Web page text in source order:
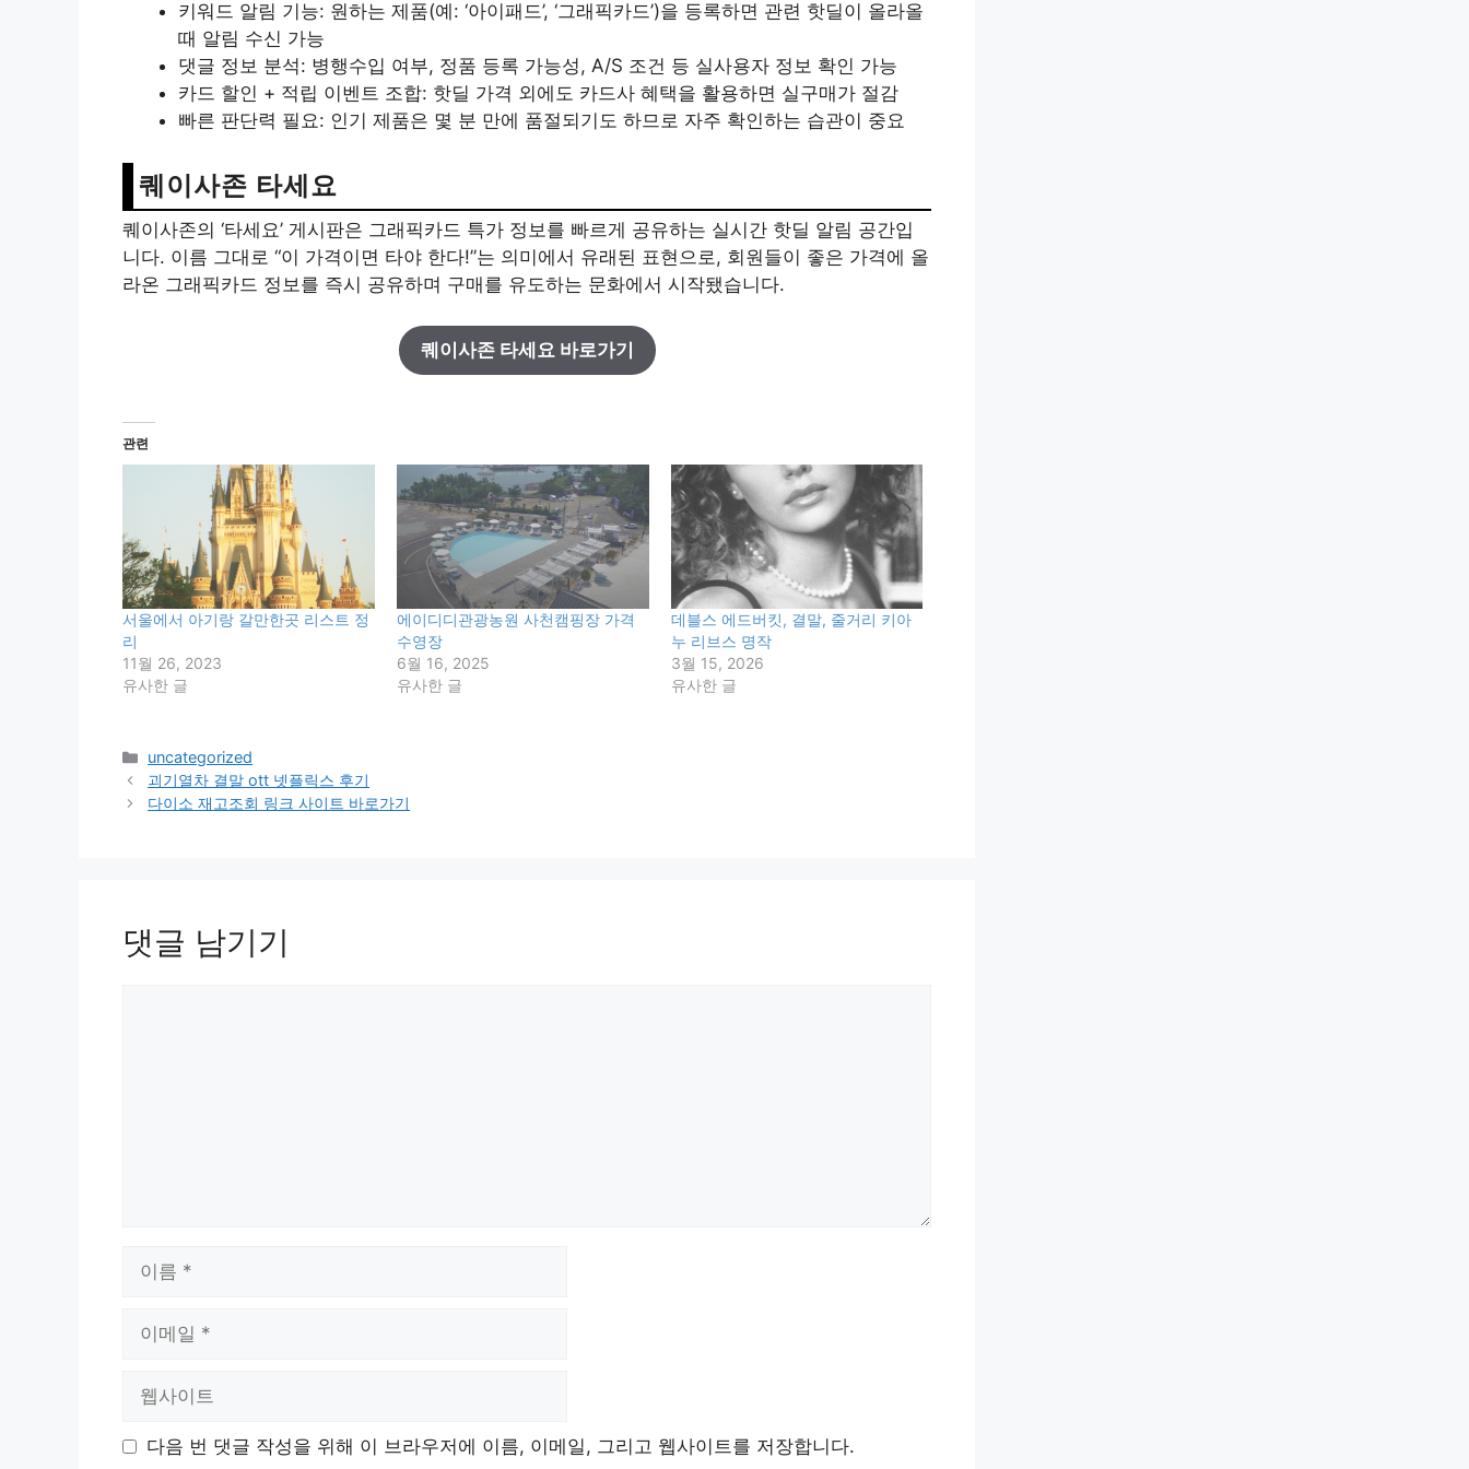
키워드 알림 기능: 원하는 제품(예: ‘아이패드’, ‘그래픽카드’)을 등록하면 관련 핫딜이 올라올
때 알림 수신 가능
댓글 정보 분석: 병행수입 여부, 정품 등록 가능성, A/S 조건 등 실사용자 정보 확인 가능
카드 할인 + 적립 이벤트 조합: 핫딜 가격 외에도 카드사 혜택을 활용하면 실구매가 절감
빠른 판단력 필요: 인기 제품은 몇 분 만에 품절되기도 하므로 자주 확인하는 습관이 중요
퀘이사존 타세요
퀘이사존의 ‘타세요’ 게시판은 그래픽카드 특가 정보를 빠르게 공유하는 실시간 핫딜 알림 공간입
니다. 이름 그대로 “이 가격이면 타야 한다!”는 의미에서 유래된 표현으로, 회원들이 좋은 가격에 올
라온 그래픽카드 정보를 즉시 공유하며 구매를 유도하는 문화에서 시작됐습니다.
퀘이사존 타세요 바로가기
관련
서울에서 아기랑 갈만한곳 리스트 정
리
11월 26, 2023
유사한 글
에이디디관광농원 사천캠핑장 가격
수영장
6월 16, 2025
유사한 글
데블스 에드버킷, 결말, 줄거리 키아
누 리브스 명작
3월 15, 2026
유사한 글
카
테
고
uncategorized
괴기열차 결말 ott 넷플릭스 후기
다이소 재고조회 링크 사이트 바로가기
댓글 남기기
이 다음 번 댓글 작성을 위해 이 브라우저에 이름, 이메일, 그리고 웹사이트를 저장합니다.